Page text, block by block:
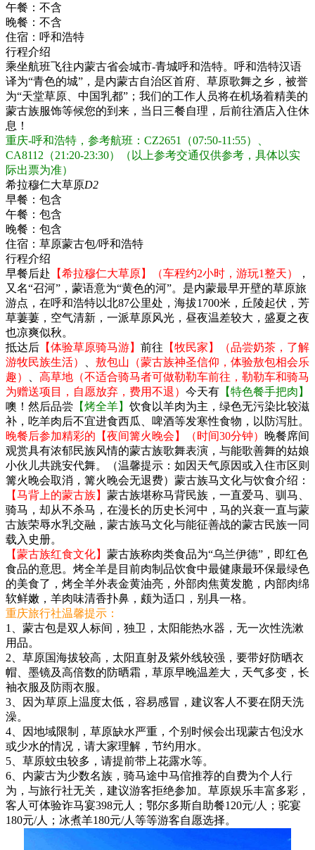
午餐： 不含
晚餐： 不含
住宿： 呼和浩特
行程介绍
乘坐航班飞往内蒙古省会城市-青城呼和浩特。呼和浩特汉语
译为“青色的城”，是内蒙古自治区首府、草原歌舞之乡，被誉
为“天堂草原、中国乳都”；我们的工作人员将在机场着精美的
蒙古族服饰等候您的到来，当日三餐自理，后前往酒店入住休
息！
重庆-呼和浩特，参考航班：CZ2651（07:50-11:55）、
CA8112（21:20-23:30）（以上参考交通仅供参考，具体以实
际出票为准）
希拉穆仁大草原D2
早餐： 包含
午餐： 包含
晚餐： 包含
住宿： 草原蒙古包/呼和浩特
行程介绍
早餐后赴
【希拉穆仁大草原】（车程约2小时，游玩1整天）
，
又名“召河”，蒙语意为“黄色的河”。是内蒙最早开壁的草原旅
游点，在呼和浩特以北87公里处，海拔1700米，丘陵起伏，芳
草萋萋，空气清新，一派草原风光，昼夜温差较大，盛夏之夜
也凉爽似秋。
抵达后 【体验草原骑马游】 前往 【牧民家】（品尝奶茶，了解
游牧民族生活）
敖包山（蒙古族神圣信仰，体验敖包相会乐
趣）
高草地（不适合骑马者可做勒勒车前往，勒勒车和骑马
为赠送项目，自愿放弃，费用不退） 今天有 【特色餐手把肉】
噢！然后品尝 【烤全羊】 饮食以羊肉为主，绿色无污染比较滋
补，吃羊肉后不宜进食西瓜、啤酒等发寒性食物，以防泻肚。
晚餐后参加精彩的【夜间篝火晚会】（时间30分钟） 晚餐席间
观赏具有浓郁民族风情的蒙古族歌舞表演，与能歌善舞的姑娘
小伙儿共跳安代舞。（温馨提示：如因天气原因或入住市区则
篝火晚会取消，篝火晚会无退费）蒙古族马文化与饮食介绍：
【马背上的蒙古族】 蒙古族堪称马背民族，一直爱马、驯马、
骑马，却从不杀马，在漫长的历史长河中，马的兴衰一直与蒙
古族荣辱水乳交融，蒙古族马文化与能征善战的蒙古民族一同
载入史册。
【蒙古族红食文化】 蒙古族称肉类食品为“乌兰伊德”，即红色
食品的意思。烤全羊是目前肉制品饮食中最健康最环保最绿色
的美食了，烤全羊外表金黄油亮，外部肉焦黄发脆，内部肉绵
软鲜嫩，羊肉味清香扑鼻，颇为适口，别具一格。
重庆旅行社温馨提示：
1、蒙古包是双人标间，独卫，太阳能热水器，无一次性洗漱
用品。
2、草原国海拔较高，太阳直射及紫外线较强，要带好防晒衣
帽、墨镜及高倍数的防晒霜，草原早晚温差大，天气多变，长
袖衣服及防雨衣服。
3、因为草原上温度太低，容易感冒，建议客人不要在阴天洗
澡。
4、因地域限制，草原缺水严重，个别时候会出现蒙古包没水
或少水的情况，请大家理解，节约用水。
5、草原蚊虫较多，请提前带上花露水等。
6、内蒙古为少数名族，骑马途中马倌推荐的自费为个人行
为，与旅行社无关，建议游客拒绝参加。草原娱乐丰富多彩，
客人可体验诈马宴398元人；鄂尔多斯自助餐120元/人；驼宴
180元/人；冰煮羊180元/人等等游客自愿选择。